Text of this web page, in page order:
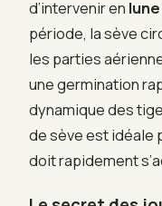
d’intervenir en
période, la sève
les parties
une germination
dynamique des
de sève est idéale
doit rapidement